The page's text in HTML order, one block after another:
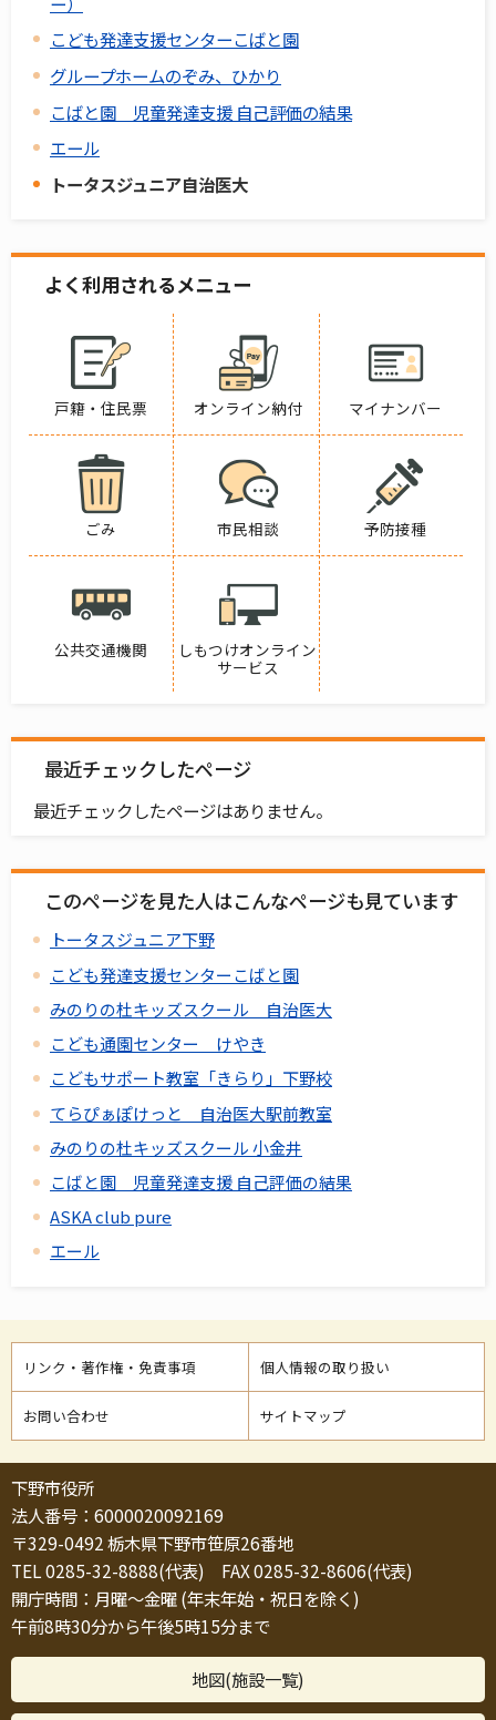
こども発達支援センターこばと園
グループホームのぞみ、ひかり
こばと園 児童発達支援 自己評価の結果
エール
トータスジュニア自治医大
よく利用されるメニュー
戸籍・住民票 オンライン納付 マイナンバー
ごみ 市民相談 予防接種
公共交通機関
しもつけオンライン
サービス
最近チェックしたページ
最近チェックしたページはありません。
このページを見た人はこんなページも見ています
トータスジュニア下野
こども発達支援センターこばと園
みのりの杜キッズスクール 自治医大
こども通園センター けやき
こどもサポート教室「きらり」下野校
てらぴぁぽけっと 自治医大駅前教室
みのりの杜キッズスクール 小金井
こばと園 児童発達支援 自己評価の結果
ASKA club pure
エール
リンク・著作権・免責事項 個人情報の取り扱い
お問い合わせ サイトマップ
下野市役所
法人番号：6000020092169
〒329-0492 栃木県下野市笹原26番地
TEL 0285-32-8888(代表) FAX 0285-32-8606(代表)
開庁時間：月曜～金曜 (年末年始・祝日を除く)
午前8時30分から午後5時15分まで
地図(施設一覧)